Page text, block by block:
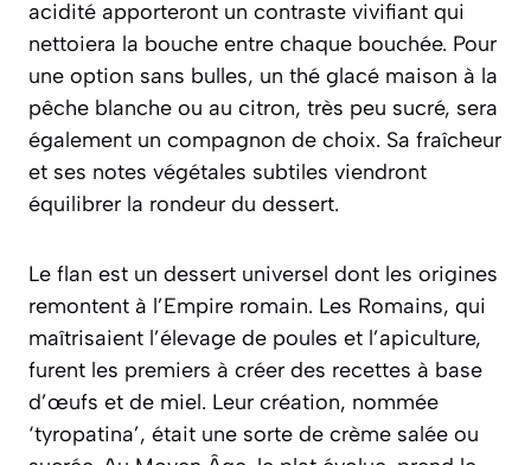
acidité apporteront un contraste vivifiant qui
nettoiera la bouche entre chaque bouchée. Pour
une option sans bulles, un thé glacé maison à la
pêche blanche ou au citron, très peu sucré, sera
également un compagnon de choix. Sa fraîcheur
et ses notes végétales subtiles viendront
équilibrer la rondeur du dessert.
Le flan est un dessert universel dont les origines
remontent à l’Empire romain. Les Romains, qui
maîtrisaient l’élevage de poules et l’apiculture,
furent les premiers à créer des recettes à base
d’œufs et de miel. Leur création, nommée
‘tyropatina’, était une sorte de crème salée ou